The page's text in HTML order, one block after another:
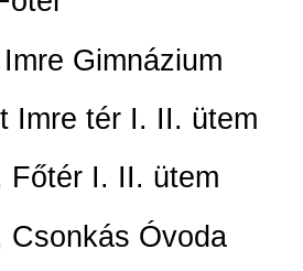
Gimnázium
Imre tér I. II. ütem
Főtér I. II. ütem
Csonkás Óvoda